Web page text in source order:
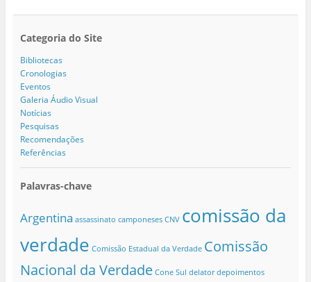
Categoria do Site
Bibliotecas
Cronologias
Eventos
Galeria Áudio Visual
Notícias
Pesquisas
Recomendações
Referências
Palavras-chave
Argentina assassinato camponeses CNV comissão da
verdade Comissão Estadual da Verdade Comissão
Nacional da Verdade Cone Sul delator depoimentos